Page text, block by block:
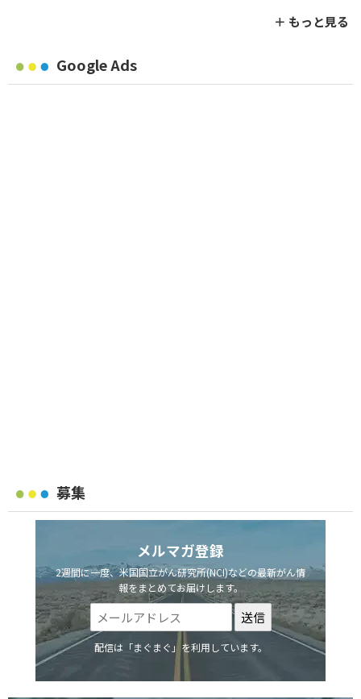
＋ もっと見る
Google Ads
募集
メルマガ登録
2週間に一度、米国国立がん研究所(NCI)などの最新がん情
報をまとめてお届けします。
配信は「まぐまぐ」を利用しています。